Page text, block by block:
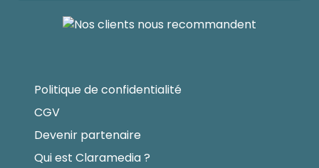
Politique de confidentialité
CGV
Devenir partenaire
Qui est Claramedia ?